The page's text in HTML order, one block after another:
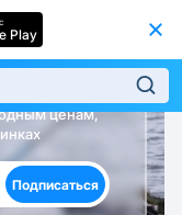
Play
ценам,
Подписаться